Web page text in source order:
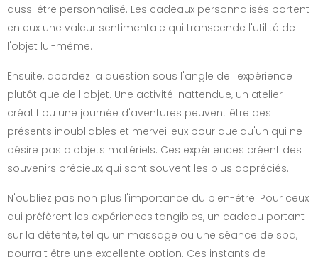
aussi être personnalisé. Les cadeaux personnalisés portent
en eux une valeur sentimentale qui transcende l'utilité de
l'objet lui-même.
Ensuite, abordez la question sous l'angle de l'expérience
plutôt que de l'objet. Une activité inattendue, un atelier
créatif ou une journée d'aventures peuvent être des
présents inoubliables et merveilleux pour quelqu'un qui ne
désire pas d'objets matériels. Ces expériences créent des
souvenirs précieux, qui sont souvent les plus appréciés.
N'oubliez pas non plus l'importance du bien-être. Pour ceux
qui préfèrent les expériences tangibles, un cadeau portant
sur la détente, tel qu'un massage ou une séance de spa,
pourrait être une excellente option. Ces instants de